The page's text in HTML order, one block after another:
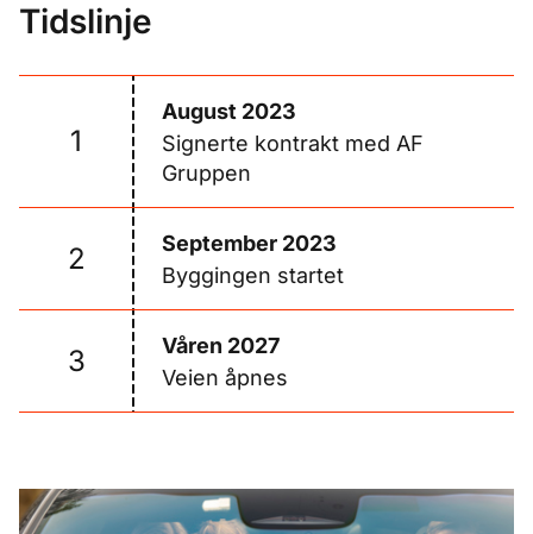
Tidslinje
1
August 2023
Signerte kontrakt med AF
Gruppen
2
September 2023
Byggingen startet
3
Våren 2027
Veien åpnes